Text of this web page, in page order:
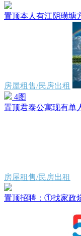
置顶本人有江阴璜塘
房屋租售/民房出租
4图
置顶君泰公寓现有单
房屋租售/民房出租
置顶招聘：①找家政